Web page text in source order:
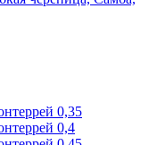
0,35
0,4